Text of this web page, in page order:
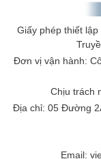
Giấy phép thiết
Đơn vị vận hành:
Chịu trách
Địa chỉ: 05 Đường
Email: